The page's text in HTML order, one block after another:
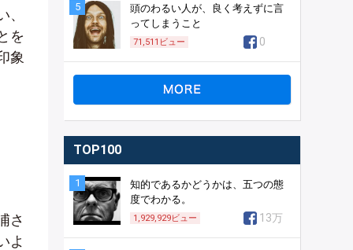
を
象
さ
よ
5
頭のわるい人が、良く考えずに言
ってしまうこと
71,511 ビュー 0
TOP100
1
知的であるかどうかは、五つの態
度でわかる。
1,929,929ビュー 13万